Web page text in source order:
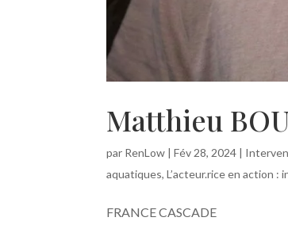
Matthieu
par RenLow |Fév 28, 2024 |
aquatiques,L’acteur.rice en action
FRANCE CASCADE